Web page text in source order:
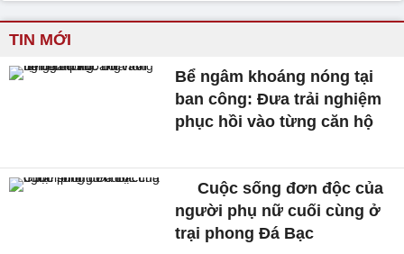
TIN MỚI
Bể ngâm khoáng nóng tại
ban công: Đưa trải nghiệm
phục hồi vào từng căn hộ
Cuộc sống đơn độc của
người phụ nữ cuối cùng ở
trại phong Đá Bạc